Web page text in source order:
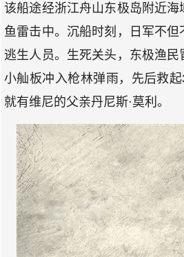
该船途经浙江舟山东极岛附近
鱼雷击中。沉船时刻，日军不
逃生人员。生死关头，东极渔
小舢板冲入枪林弹雨，先后救
就有维尼的父亲丹尼斯·莫利。